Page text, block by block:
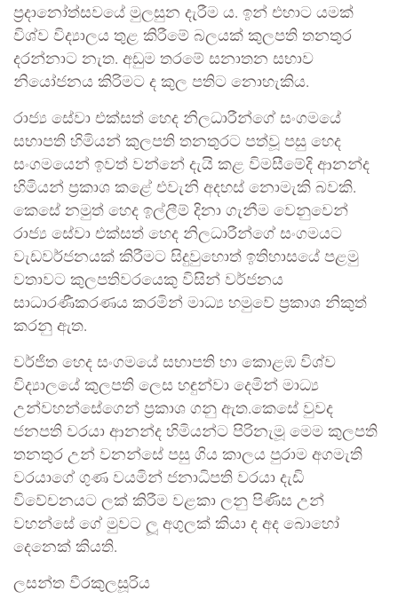
ප්‍රදානෝත්සවයේ මුලසුන දැරීම ය. ඉන් එහාට යමක්
විශ්ව විද්‍යාලය තුළ කිරීමේ බලයක් කුලපති තනතුර
දරන්නාට නැත. අඩුම තරමේ සනාතන සභාව
නියෝජනය කිරිමට ද කුල පතිට නොහැකිය.
රාජ්‍ය සේවා එක්සත් හෙද නිලධාරීන්ගේ සංගමයේ
සභාපති හිමියන් කුලපති තනතුරට පත්වූ පසු හෙද
සංගමයෙන් ඉවත් වන්නේ දැයි කළ විමසීමේදි ආනන්ද
හිමියන් ප්‍රකාශ කළේ එවැනි අදහස් නොමැකි බවකි.
කෙසේ නමුත් හෙද ඉල්ලීම් දිනා ගැනීම වෙනුවෙන්
රාජ්‍ය සේවා එක්සත් හෙද නිලධාරීන්ගේ සංගමයට
වැඩවර්ජනයක් කිරීමට සිදුවුහොත් ඉතිහාසයේ පළමු
වතාවට කුලපතිවරයෙකු විසින් වර්ජනය
සාධාරණීකරණය කරමින් මාධ්‍ය හමුවේ ප්‍රකාශ නිකුත්
කරනු ඇත.
වර්ජිත හෙද සංගමයේ සභාපති හා කොළඹ විශ්ව
විද්‍යාලයේ කුලපති ලෙස හඳුන්වා දෙමින් මාධ්‍ය
උන්වහන්සේගෙන් ප්‍රකාශ ගනු ඇත.කෙසේ වුවද
ජනපති වරයා ආනන්ද හිමියන්ට පිරිනැමූ මෙම කුලපති
තනතුර උන් වනන්සේ පසු ගිය කාලය පුරාම අගමැති
වරයාගේ ගුණ වයමින් ජනාධිපති වරයා දැඩි
විවේචනයට ලක් කිරීම වළකා ලනු පිණිස උන්
වහන්සේ ගේ මුවට ලූ අගුලක් කියා ද අද බොහෝ
දෙනෙක් කියති.
ලසන්ත වීරකුලසූරිය